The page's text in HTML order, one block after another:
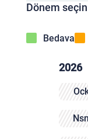
Dönem seçin
Bedava
2026
Nsn